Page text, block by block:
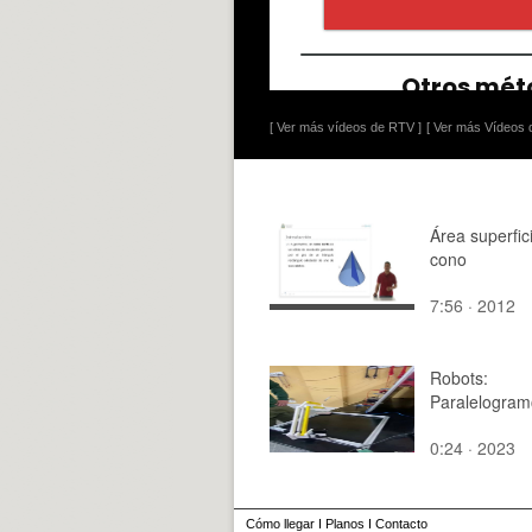
[ Ver más vídeos de RTV ] [ Ver más Vídeos
Área
cono
7:56 · 2012
Robots:
0:24 · 2023
Cómo llegar I Planos I Contacto